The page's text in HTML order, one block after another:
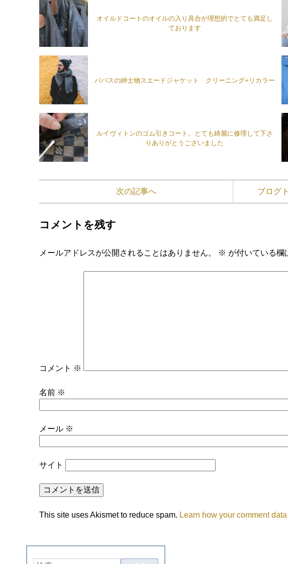
オイルドコートのオイルの入り具合が理想的でとても満足し
ております
パパスの紳士物スエードジャケット クリーニング+リカラー
ルイヴィトンのゴム引きコート。とても綺麗に修理して下さ
りありがとうございました
次の記事へ ブログ
コメントを残す
メールアドレスが公開されることはありません。 ※ が付いている欄
コメント ※
名前 ※
メール ※
サイト
This site uses Akismet to reduce spam. Learn how your comment